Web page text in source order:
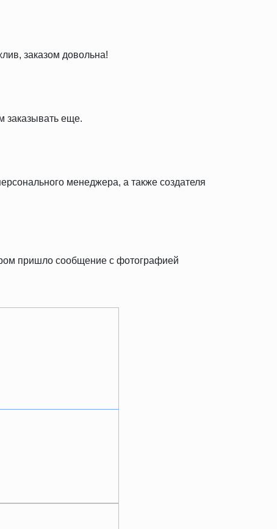
заказом довольна!
заказывать еще.
менеджера, а также создателя
пришло сообщение с фотографией